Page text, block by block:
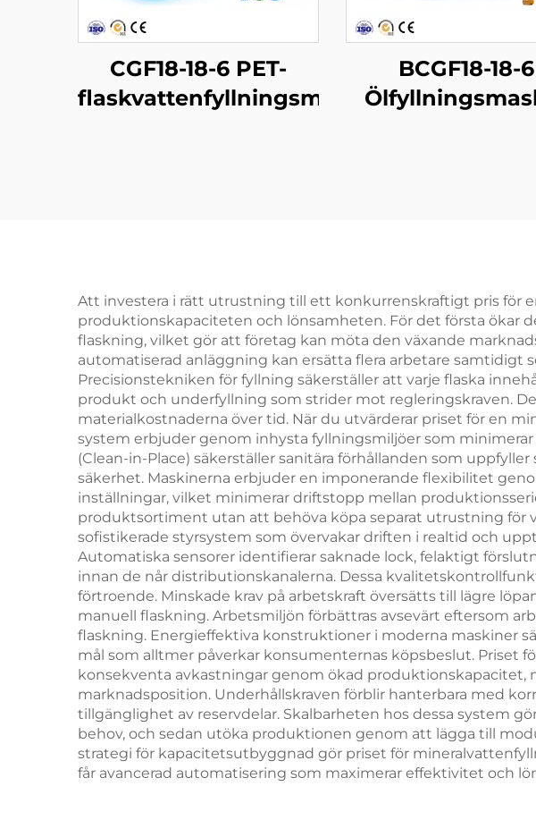
CGF18-18-6 PET-
flaskvattenfyllningsmaskin
BCGF18-18-6
Att investera i rätt utrustning till ett konkurrenskraftigt pris för
produktionskapaciteten och lönsamheten. För det första ökar
flaskning, vilket gör att företag kan möta den växande
automatiserad anläggning kan ersätta flera arbetare
Precisionstekniken för fyllning säkerställer att varje flaska
produkt och underfyllning som strider mot regleringskraven.
materialkostnaderna över tid. När du utvärderar priset för en
system erbjuder genom inhysta fyllningsmiljöer som
(Clean-in-Place) säkerställer sanitära förhållanden som
säkerhet. Maskinerna erbjuder en imponerande flexibilitet
inställningar, vilket minimerar driftstopp mellan
produktsortiment utan att behöva köpa separat utrustning för
sofistikerade styrsystem som övervakar driften i realtid och
Automatiska sensorer identifierar saknade lock, felaktigt
innan de når distributionskanalerna. Dessa
förtroende. Minskade krav på arbetskraft översätts till lägre
manuell flaskning. Arbetsmiljön förbättras avsevärt eftersom
flaskning. Energieffektiva konstruktioner i moderna maskiner
mål som alltmer påverkar konsumenternas köpsbeslut.
konsekventa avkastningar genom ökad
marknadsposition. Underhållskraven förblir hanterbara med
tillgänglighet av reservdelar. Skalbarheten hos dessa system
behov, och sedan utöka produktionen genom att lägga till
strategi för kapacitetsutbyggnad gör priset för
får avancerad automatisering som maximerar effektivitet och